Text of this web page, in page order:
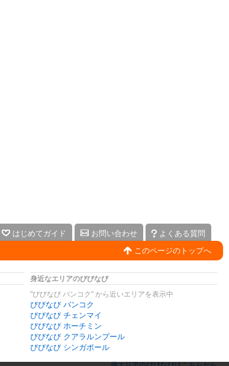
はじめてガイド お問い合わせ
よくある質問
このページのトップへ
身近なエリアのびびなび
"びびなび バンコク" から近いエリアを表示中
びびなび バンコク
びびなび チェンマイ
びびなび ホーチミン
びびなび クアラルンプール
びびなび シンガポール